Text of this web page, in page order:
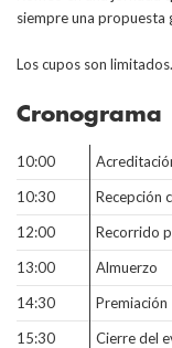
siempre una propuesta
Los cupos son limitados.
Cronograma
10:00
10:30
Recepción
12:00
Recorrido
13:00
Almuerzo
14:30
Premiación
15:30
Cierre del